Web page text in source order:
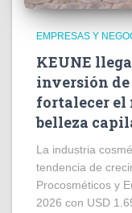
EMPRESAS Y
KEUNE
inversión de
fortalecer el
belleza
La industria
tendencia de
Procosméticos y
2026 con USD